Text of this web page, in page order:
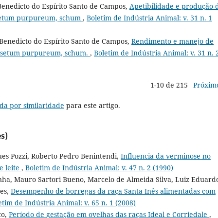
do Espírito Santo de Campos, Apetibilidade e produção
purpureum, schum , Boletim de Indústria Animal: v. 31 n. 1
do Espírito Santo de Campos, Rendimento e manejo de
purpureum, schum. , Boletim de Indústria Animal: v. 31 n.
1-10 de 215
por similaridade para este artigo.
Pozzi, Roberto Pedro Benintendi, Influencia da verminose no
leite , Boletim de Indústria Animal: v. 47 n. 2 (1990)
Mauro Sartori Bueno, Marcelo de Almeida Silva, Luiz
Desempenho de borregas da raça Santa Inês alimentadas com
de Indústria Animal: v. 65 n. 1 (2008)
Período de gestação em ovelhas das raças Ideal e Corriedale ,